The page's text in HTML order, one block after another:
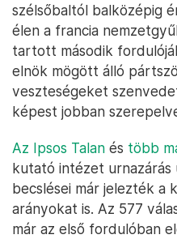
szélsőbaltól balközépig
élen a francia
tartott második
elnök mögött álló
veszteségeket
képest jobban
Az Ipsos Talan és több
kutató intézet
becslései már jelezték a
arányokat is. Az 577
már az első fordulóban